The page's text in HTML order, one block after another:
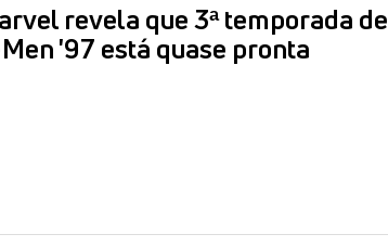
revela que 3ª temporada de
'97 está quase pronta